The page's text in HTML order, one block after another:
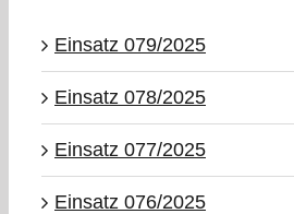
Einsatz 079/2025
Einsatz 078/2025
Einsatz 077/2025
Einsatz 076/2025